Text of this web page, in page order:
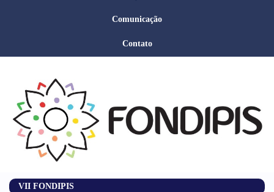
Comunicação
Contato
VII FONDIPIS